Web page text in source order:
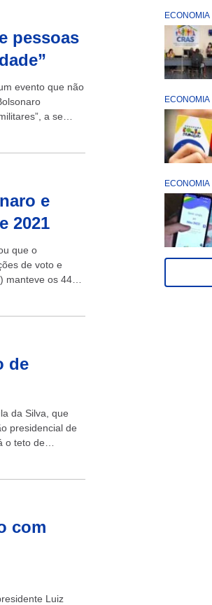
pessoas
evento que não
a se
e
2021
que o
de voto e
os 44%
de
da Silva, que
presidencial de
o teto de
com
Luiz
ECONOMIA
ECONOMIA
ECONOMIA